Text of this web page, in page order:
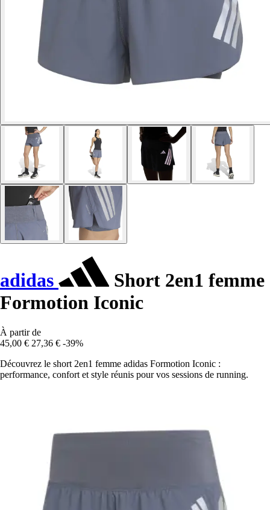
adidas
Short 2en1 femme
Formotion Iconic
À partir de
45,00 € 27,36 € -39%
Découvrez le short 2en1 femme adidas Formotion Iconic :
performance, confort et style réunis pour vos sessions de running.